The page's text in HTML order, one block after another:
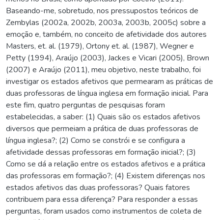
Baseando-me, sobretudo, nos pressupostos teóricos de
Zembylas (2002a, 2002b, 2003a, 2003b, 2005c) sobre a
emoção e, também, no conceito de afetividade dos autores
Masters, et. al. (1979), Ortony et. al. (1987), Wegner e
Petty (1994), Araújo (2003), Jackes e Vicari (2005), Brown
(2007) e Araújo (2011), meu objetivo, neste trabalho, foi
investigar os estados afetivos que permearam as práticas de
duas professoras de língua inglesa em formação inicial. Para
este fim, quatro perguntas de pesquisas foram
estabelecidas, a saber: (1) Quais são os estados afetivos
diversos que permeiam a prática de duas professoras de
língua inglesa?; (2) Como se constrói e se configura a
afetividade dessas professoras em formação inicial?; (3)
Como se dá a relação entre os estados afetivos e a prática
das professoras em formação?; (4) Existem diferenças nos
estados afetivos das duas professoras? Quais fatores
contribuem para essa diferença? Para responder a essas
perguntas, foram usados como instrumentos de coleta de